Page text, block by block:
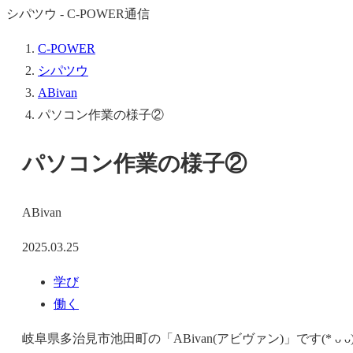
シパツウ - C-POWER通信
C-POWER
シパツウ
ABivan
パソコン作業の様子②
パソコン作業の様子②
ABivan
2025.03.25
学び
働く
岐阜県多治見市池田町の「ABivan(アビヴァン)」です(* ᴗ